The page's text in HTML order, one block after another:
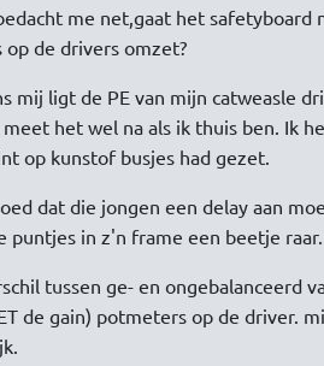
me net,gaat het
op de drivers omzet?
mij ligt de PE van mijn catweasle
het wel na als ik thuis ben. Ik
op kunstof busjes had gezet.
dat die jongen een delay aan
puntjes in z'n frame een beetje raar.
tussen ge- en ongebalanceerd
de gain) potmeters op de driver.